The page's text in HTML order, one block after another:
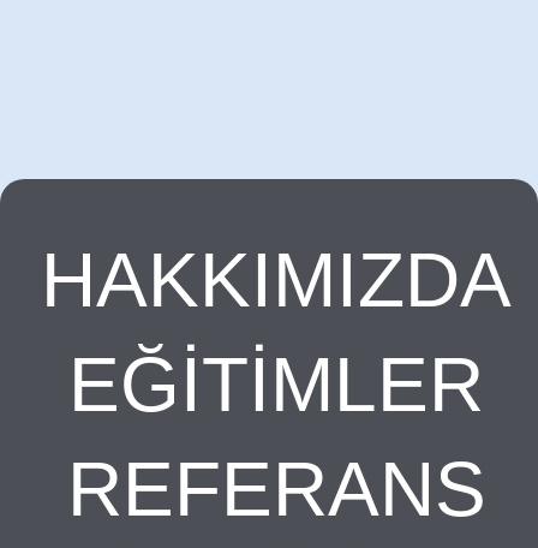
HAKKIMIZDA
EĞİTİMLER
REFERANS